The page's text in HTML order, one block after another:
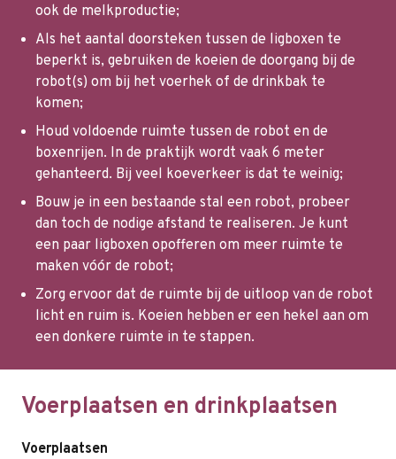
ook de melkproductie;
Als het aantal doorsteken tussen de ligboxen te
beperkt is, gebruiken de koeien de doorgang bij de
robot(s) om bij het voerhek of de drinkbak te
komen;
Houd voldoende ruimte tussen de robot en de
boxenrijen. In de praktijk wordt vaak 6 meter
gehanteerd. Bij veel koeverkeer is dat te weinig;
Bouw je in een bestaande stal een robot, probeer
dan toch de nodige afstand te realiseren. Je kunt
een paar ligboxen opofferen om meer ruimte te
maken vóór de robot;
Zorg ervoor dat de ruimte bij de uitloop van de robot
licht en ruim is. Koeien hebben er een hekel aan om
een donkere ruimte in te stappen.
Voerplaatsen en drinkplaatsen
Voerplaatsen